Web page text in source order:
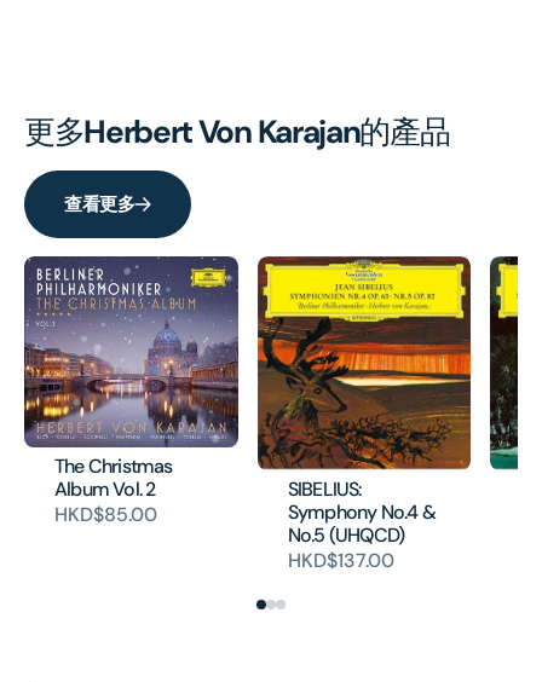
更多Herbert Von Karajan的產品
查看更多
The Christmas
Album Vol. 2
HKD$85.00
SIBELIUS:
Symphony No.4 &
No.5 (UHQCD)
HKD$137.00